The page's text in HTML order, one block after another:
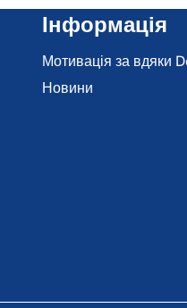
Інформація
Мотивація за вдяки
Новини